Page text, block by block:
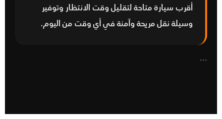
أقرب سيارة متاحة لتقليل وقت الانتظار وتوفير
وسيلة نقل مريحة وآمنة في أي وقت من اليوم.
```